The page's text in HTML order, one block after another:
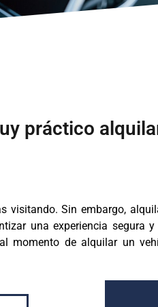
práctico
Sin embargo,
una experiencia segura
momento de alquilar un